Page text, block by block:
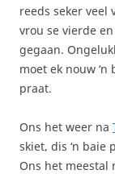
reeds seker veel
vrou se vierde
gegaan.
moet ek nouw
praat.
Ons het weer na
skiet, dis ‘n
Ons het meestal